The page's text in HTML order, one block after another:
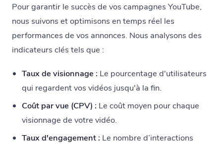
Pour garantir le succès de vos campagnes YouTube,
nous suivons et optimisons en temps réel les
performances de vos annonces. Nous analysons des
indicateurs clés tels que :
Taux de visionnage : Le pourcentage d'utilisateurs
qui regardent vos vidéos jusqu'à la fin.
Coût par vue (CPV) : Le coût moyen pour chaque
visionnage de votre vidéo.
Taux d'engagement : Le nombre d’interactions